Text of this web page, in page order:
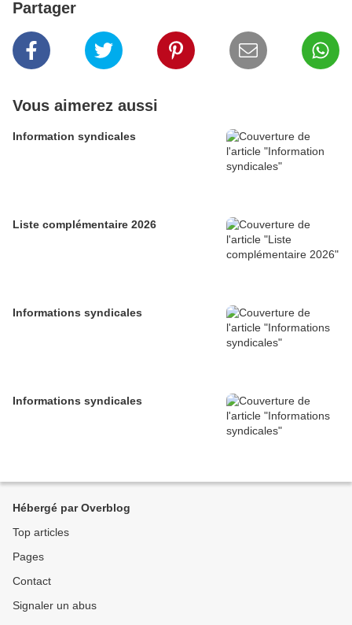
Partager
Vous aimerez aussi
Information syndicales
Liste complémentaire 2026
Informations syndicales
Informations syndicales
Hébergé par Overblog
Top articles
Pages
Contact
Signaler un abus